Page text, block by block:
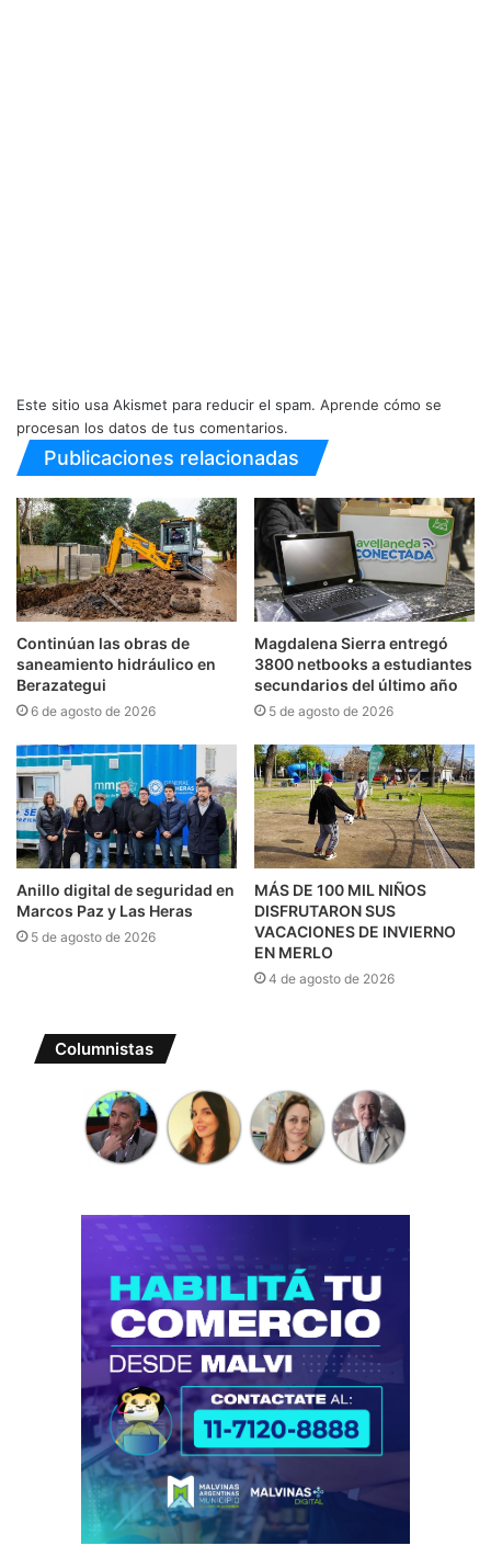
Este sitio usa Akismet para reducir el spam. Aprende cómo se
procesan los datos de tus comentarios.
Publicaciones relacionadas
Continúan las obras de
saneamiento hidráulico en
Berazategui
6 de agosto de 2026
Magdalena Sierra entregó
3800 netbooks a estudiantes
secundarios del último año
5 de agosto de 2026
Anillo digital de seguridad en
Marcos Paz y Las Heras
5 de agosto de 2026
MÁS DE 100 MIL NIÑOS
DISFRUTARON SUS
VACACIONES DE INVIERNO
EN MERLO
4 de agosto de 2026
Columnistas